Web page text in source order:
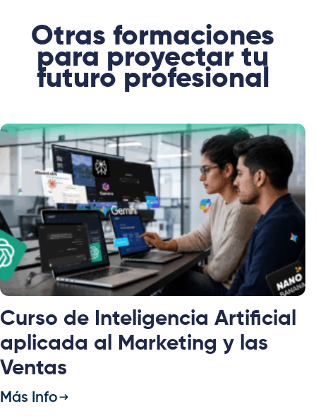
Otras formaciones
para proyectar tu
futuro profesional
Curso de Inteligencia Artificial
aplicada al Marketing y las
Ventas
Más Info